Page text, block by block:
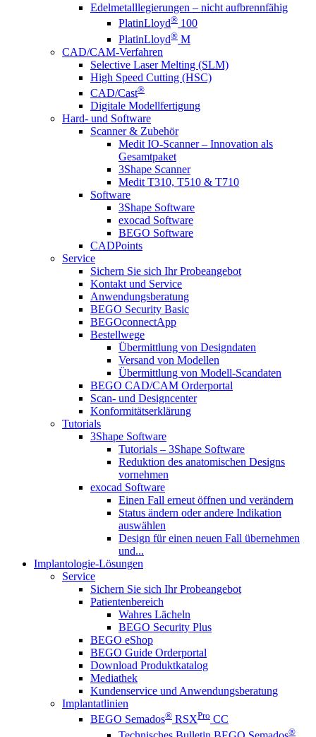
Edelmetalllegierungen – nicht aufbrennfähig
PlatinLloyd® 100
PlatinLloyd® M
CAD/CAM-Verfahren
Selective Laser Melting (SLM)
High Speed Cutting (HSC)
CAD/Cast®
Digitale Modellfertigung
Hard- und Software
Scanner & Zubehör
Medit IO-Scanner – Innovation als
Gesamtpaket
3Shape Scanner
Medit T310, T510 & T710
Software
3Shape Software
exocad Software
BEGO Software
CADPoints
Service
Sichern Sie sich Ihr Probeangebot
Kontakt und Service
Anwendungsberatung
BEGO Security Basic
BEGOconnectApp
Bestellwege
Übermittlung von Designdaten
Versand von Modellen
Übermittlung von Modell-Scandaten
BEGO CAD/CAM Orderportal
Scan- und Designcenter
Konformitätserklärung
Tutorials
3Shape Software
Tutorials – 3Shape Software
Reduktion des anatomischen Designs
vornehmen
exocad Software
Einen Fall erneut öffnen und verändern
Status ändern oder andere Indikation
auswählen
Design für einen neuen Fall übernehmen
und...
Implantologie-Lösungen
Service
Sichern Sie sich Ihr Probeangebot
Patientenbereich
Wahres Lächeln
BEGO Security Plus
BEGO eShop
BEGO Guide Orderportal
Download Produktkatalog
Mediathek
Kundenservice und Anwendungsberatung
Implantatlinien
BEGO Semados® RSXPro CC
®